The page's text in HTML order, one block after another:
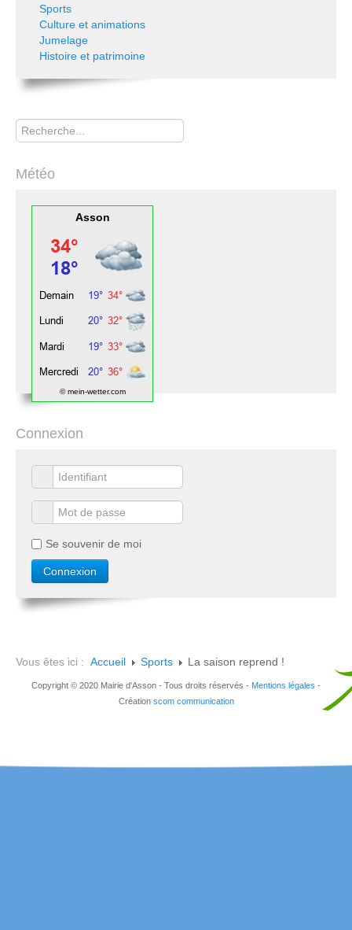
Sports
Culture et animations
Jumelage
Histoire et patrimoine
Rechercher
Météo
Asson
© mein-wetter.com
Connexion
Se souvenir de moi
Vous êtes ici : Accueil Sports La saison reprend !
Copyright © 2020 Mairie d'Asson - Tous droits réservés - Mentions légales -
Création scom communication